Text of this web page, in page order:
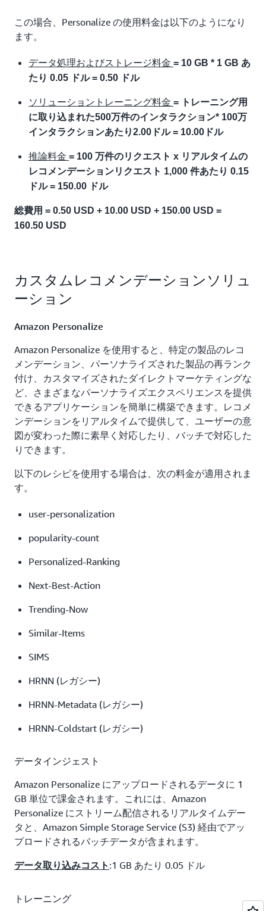
この場合、Personalize の使用料金は以下のようになり
ます。
データ処理およびストレージ料金 = 10 GB * 1 GB あ
たり 0.05 ドル = 0.50 ドル
ソリューショントレーニング料金 = トレーニング用
に取り込まれた500万件のインタラクション* 100万
インタラクションあたり2.00ドル = 10.00ドル
推論料金 = 100 万件のリクエスト x リアルタイムの
レコメンデーションリクエスト 1,000 件あたり 0.15
ドル = 150.00 ドル
総費用 = 0.50 USD + 10.00 USD + 150.00 USD =
160.50 USD
カスタムレコメンデーションソリュ
ーション
Amazon Personalize
Amazon Personalize を使用すると、特定の製品のレコ
メンデーション、パーソナライズされた製品の再ランク
付け、カスタマイズされたダイレクトマーケティングな
ど、さまざまなパーソナライズエクスペリエンスを提供
できるアプリケーションを簡単に構築できます。レコメ
ンデーションをリアルタイムで提供して、ユーザーの意
図が変わった際に素早く対応したり、バッチで対応した
りできます。
以下のレシピを使用する場合は、次の料金が適用されま
す。
user-personalization
popularity-count
Personalized-Ranking
Next-Best-Action
Trending-Now
Similar-Items
SIMS
HRNN (レガシー)
HRNN-Metadata (レガシー)
HRNN-Coldstart (レガシー)
データインジェスト
Amazon Personalize にアップロードされるデータに 1
GB 単位で課金されます。これには、Amazon
Personalize にストリーム配信されるリアルタイムデー
タと、Amazon Simple Storage Service (S3) 経由でアッ
プロードされるバッチデータが含まれます。
データ取り込みコスト :1 GB あたり 0.05 ドル
トレーニング